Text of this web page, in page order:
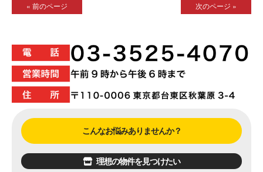
« 前のページ 次のページ »
こんなお悩みありませんか？
理想の物件を見つけたい